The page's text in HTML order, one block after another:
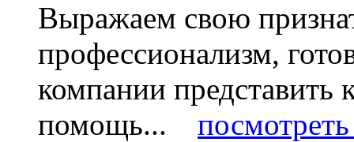
Выражаем свою
профессионализм,
компании
помощь...